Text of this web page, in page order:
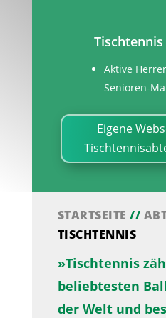
Aktive
Senioren-
Eigene
STARTSEITE //
TISCHTENNIS
»Tischtennis
beliebtesten
der Welt und